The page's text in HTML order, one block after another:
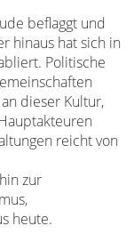
beflaggt und
hinaus hat sich in
Politische
dieser Kultur,
reicht von
zur
heute.